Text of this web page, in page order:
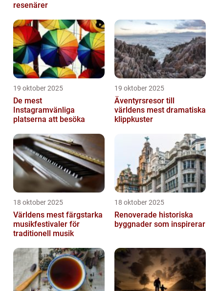
resenärer
19 oktober 2025
De mest
Instagramvänliga
platserna att besöka
19 oktober 2025
Äventyrsresor till
världens mest dramatiska
klippkuster
18 oktober 2025
Världens mest färgstarka
musikfestivaler för
traditionell musik
18 oktober 2025
Renoverade historiska
byggnader som inspirerar